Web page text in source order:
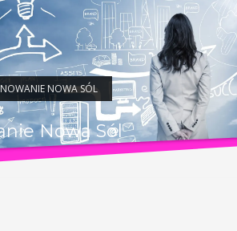
NOWA SÓL
Nowa Sól